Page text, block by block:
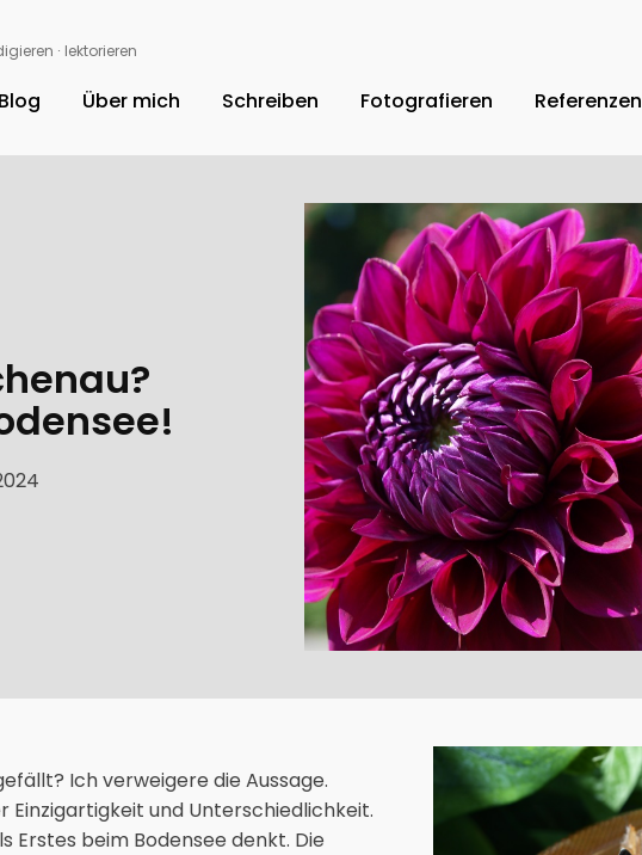
∙ lektorieren
Blog Über mich Schreiben Fotografieren Referenzen
Ich verweigere die Aussage.
Einzigartigkeit und Unterschiedlichkeit.
Erstes beim Bodensee denkt. Die